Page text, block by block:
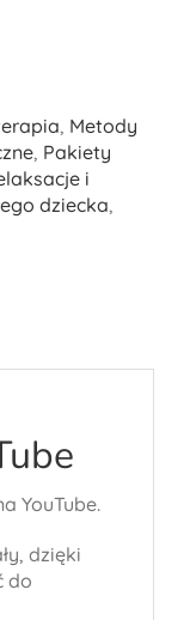
, Metody
, Pakiety
i
dziecka,
YouTube.
dzięki
do